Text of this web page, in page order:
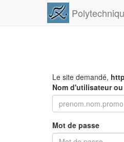
Le site demandé,
Nom d'utilisateur
Mot de passe